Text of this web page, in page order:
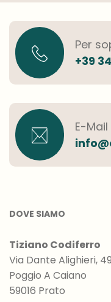
Per
+39
E-Mail
DOVE SIAMO
Tiziano Codiferro
Via Dante Alighieri, 49
Poggio A Caiano
59016 Prato